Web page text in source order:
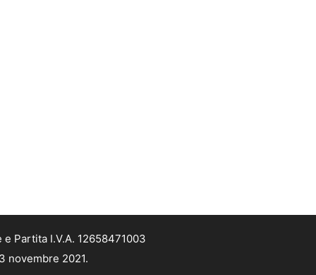
Partita I.V.A. 12658471003
novembre 2021.